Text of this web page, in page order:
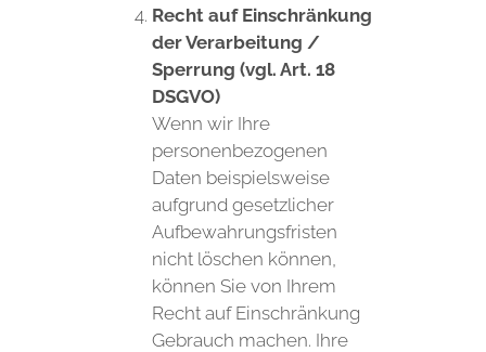
Recht auf Einschränkung
der Verarbeitung /
Sperrung (vgl. Art. 18
DSGVO)
Wenn wir Ihre
personenbezogenen
Daten beispielsweise
aufgrund gesetzlicher
Aufbewahrungsfristen
nicht löschen können,
können Sie von Ihrem
Recht auf Einschränkung
Gebrauch machen. Ihre